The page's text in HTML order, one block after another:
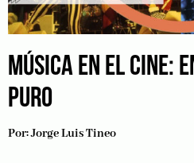
MÚSICA EN EL CINE:
PURO
Por:Jorge Luis Tineo